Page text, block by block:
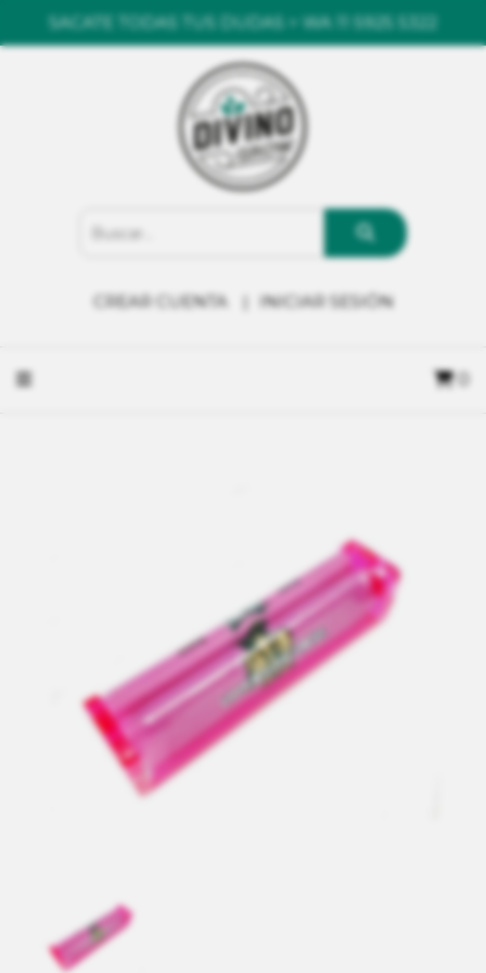
SACATE TODAS TUS DUDAS > WA 11 5925 5322
CREAR CUENTA INICIAR SESIÓN